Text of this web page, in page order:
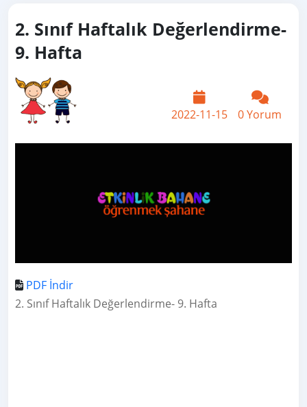
2. Sınıf Haftalık Değerlendirme-
9. Hafta
2022-11-15 0 Yorum
PDF İndir
2. Sınıf Haftalık Değerlendirme- 9. Hafta